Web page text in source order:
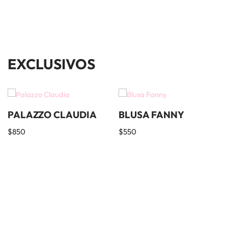
EXCLUSIVOS
PALAZZO CLAUDIA
$850
BLUSA FANNY
$550